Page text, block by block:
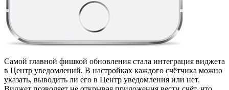
Самой главной фишкой обновления стала интеграция виджета
в Центр уведомлений. В настройках каждого счётчика можно
указать, выводить ли его в Центр уведомления или нет.